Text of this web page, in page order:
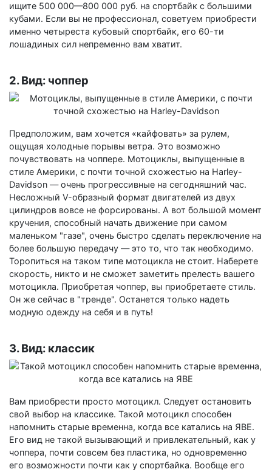
ищите 500 000—800 000 руб. на спортбайк с большими
кубами. Если вы не профессионал, советуем приобрести
именно четыреста кубовый спортбайк, его 60-ти
лошадиных сил непременно вам хватит.
2. Вид: чоппер
Предположим, вам хочется «кайфовать» за рулем,
ощущая холодные порывы ветра. Это возможно
почувствовать на чоппере. Мотоциклы, выпущенные в
стиле Америки, с почти точной схожестью на Harley-
Davidson — очень прогрессивные на сегодняшний час.
Несложный V-образный формат двигателей из двух
цилиндров вовсе не форсированы. А вот большой момент
кручения, способный начать движение при самом
маленьком "газе", очень быстро сделать переключение на
более большую передачу — это то, что так необходимо.
Торопиться на таком типе мотоцикла не стоит. Наберете
скорость, никто и не сможет заметить прелесть вашего
мотоцикла. Приобретая чоппер, вы приобретаете стиль.
Он же сейчас в "тренде". Останется только надеть
модную одежду на себя и в путь!
3. Вид: классик
Вам приобрести просто мотоцикл. Следует остановить
свой выбор на классике. Такой мотоцикл способен
напомнить старые временна, когда все катались на ЯВЕ.
Его вид не такой вызывающий и привлекательный, как у
чоппера, почти совсем без пластика, но одновременно
его возможности почти как у спортбайка. Вообще его